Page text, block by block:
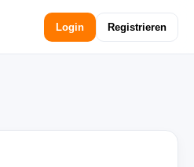
Login Registrieren